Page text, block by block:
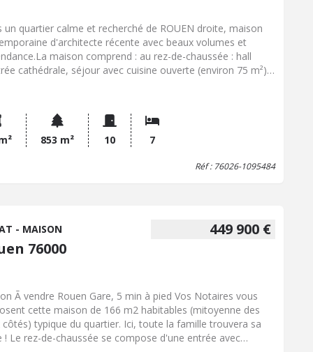
calme et recherché de ROUEN droite, maison
d'architecte récente avec beaux volumes et
maison comprend : au rez-de-chaussée : hall
cathédrale, séjour avec cuisine ouverte (environ 75 m²),
avec nage à contre-courant).A l'étage : dégagement, cinq
dont une suite parentale (chambre avec accès à une
dressing, salle de douches et wc : environ 49 m²), salle
ou maison d'amis ou salle de cinéma.Prévoir
sont disponibles sur le site Géorisques : www. georisques.
fr Consultez nos tarifs :
www.reseau1804.notaires.fr/tarifs/
853 m² 10 7
Réf : 76026-1095484
449 900 €
- MAISON
76000
min à pied Vos Notaires vous
cette maison de 166 m2 habitables (mitoyenne des
côtés) typique du quartier. Ici, toute la famille trouvera sa
! Le rez-de-chaussée se compose d'une entrée avec